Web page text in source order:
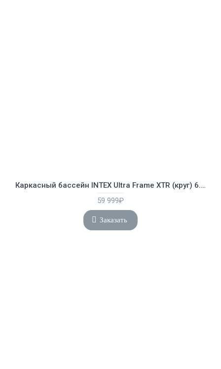
Каркасный бассейн INTEX Ultra Frame XTR (круг) 6.10 х 1.22 м ; артикул 26334
59 999₽
Заказать